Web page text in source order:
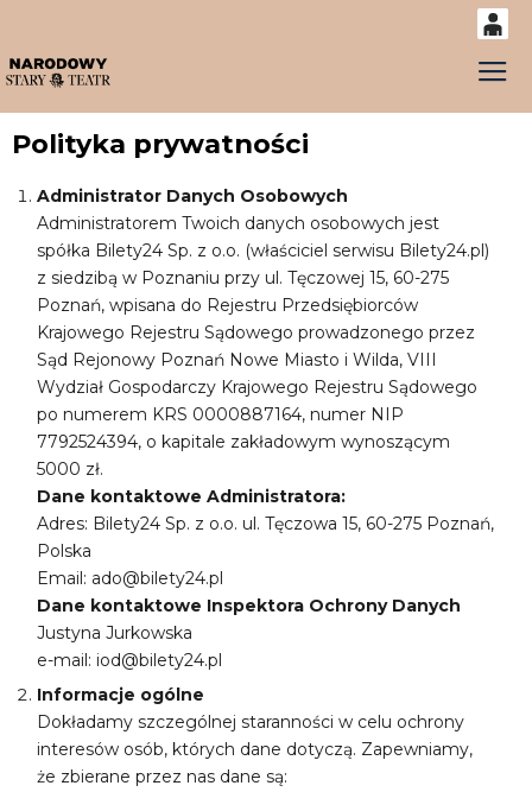
0
PLN
14 52
Polityka prywatności
Administrator Danych Osobowych
Administratorem Twoich danych osobowych jest
spółka Bilety24 Sp. z o.o. (właściciel serwisu Bilety24.pl)
z siedzibą w Poznaniu przy ul. Tęczowej 15, 60-275
Poznań, wpisana do Rejestru Przedsiębiorców
Krajowego Rejestru Sądowego prowadzonego przez
Sąd Rejonowy Poznań Nowe Miasto i Wilda, VIII
Wydział Gospodarczy Krajowego Rejestru Sądowego
po numerem KRS 0000887164, numer NIP
7792524394, o kapitale zakładowym wynoszącym
5000 zł.
Dane kontaktowe Administratora:
Adres: Bilety24 Sp. z o.o. ul. Tęczowa 15, 60-275 Poznań,
Polska
Email: ado@bilety24.pl
Dane kontaktowe Inspektora Ochrony Danych
Justyna Jurkowska
e-mail: iod@bilety24.pl
Informacje ogólne
Dokładamy szczególnej staranności w celu ochrony
interesów osób, których dane dotyczą. Zapewniamy,
że zbierane przez nas dane są: